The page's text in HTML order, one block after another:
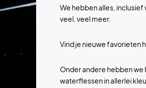
We hebben alles,
veel, veel meer.
Vind je nieuwe favorieten
Onder andere hebben we
waterflessen in allerlei